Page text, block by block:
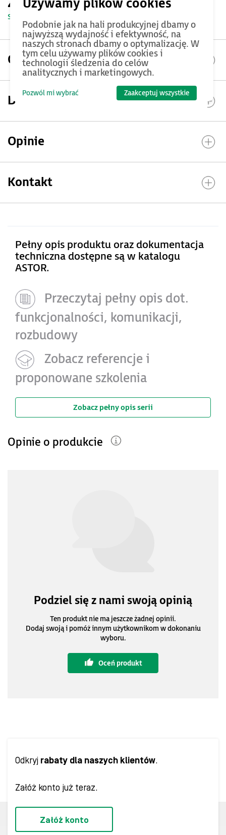
Zobacz terminarz szkoleń
Sprawdź »
Opis produktu
Dokumentacja
Opinie
Kontakt
Pełny opis produktu oraz dokumentacja
techniczna dostępne są w katalogu
ASTOR.
Przeczytaj pełny opis dot.
funkcjonalności, komunikacji,
rozbudowy
Zobacz referencje i
proponowane szkolenia
Zobacz pełny opis serii
Opinie o produkcie
Podziel się z nami swoją opinią
Ten produkt nie ma jeszcze żadnej opinii.
Dodaj swoją i pomóż innym użytkownikom w dokonaniu
wyboru.
Oceń produkt
Odkryj rabaty dla naszych klientów.
Załóż konto już teraz.
Załóż konto
Podobnie jak na hali produkcyjnej dbamy o
najwyższą wydajność i efektywność, na
naszych stronach dbamy o optymalizację. W
tym celu używamy plików cookies i
technologii śledzenia do celów
analitycznych i marketingowych.
Pozwól mi wybrać Zaakceptuj wszystkie